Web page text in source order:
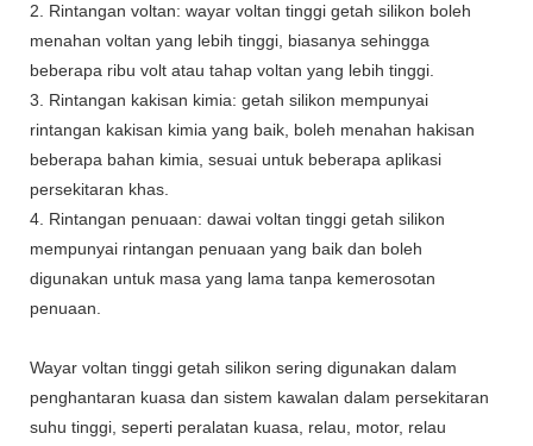
2. Rintangan voltan: wayar voltan tinggi getah silikon boleh
menahan voltan yang lebih tinggi, biasanya sehingga
beberapa ribu volt atau tahap voltan yang lebih tinggi.
3. Rintangan kakisan kimia: getah silikon mempunyai
rintangan kakisan kimia yang baik, boleh menahan hakisan
beberapa bahan kimia, sesuai untuk beberapa aplikasi
persekitaran khas.
4. Rintangan penuaan: dawai voltan tinggi getah silikon
mempunyai rintangan penuaan yang baik dan boleh
digunakan untuk masa yang lama tanpa kemerosotan
penuaan.
Wayar voltan tinggi getah silikon sering digunakan dalam
penghantaran kuasa dan sistem kawalan dalam persekitaran
suhu tinggi, seperti peralatan kuasa, relau, motor, relau